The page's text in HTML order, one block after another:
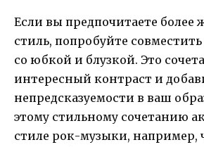
Если вы предпочитаете более
стиль, попробуйте
со юбкой и блузкой. Это
интересный контраст и
непредсказуемости в ваш
этому стильному сочетанию
стиле рок-музыки,